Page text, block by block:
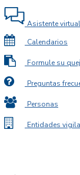
Asistente virtual
Calendarios
Formule su
Preguntas
Personas
Entidades